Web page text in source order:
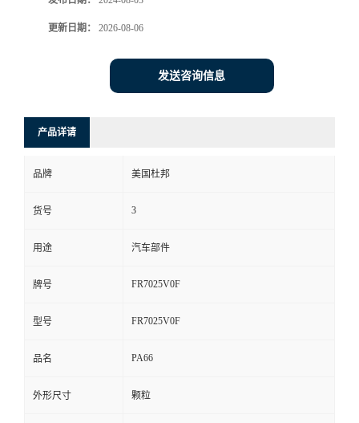
更新日期： 2026-08-06
发送咨询信息
产品详请
品牌 美国杜邦
货号 3
用途 汽车部件
牌号 FR7025V0F
型号 FR7025V0F
品名 PA66
外形尺寸 颗粒